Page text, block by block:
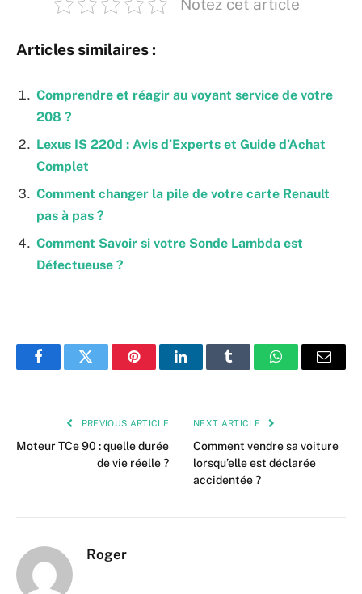
Notez cet article
Articles similaires :
Comprendre et réagir au voyant service de votre
208 ?
Lexus IS 220d : Avis d’Experts et Guide d’Achat
Complet
Comment changer la pile de votre carte Renault
pas à pas ?
Comment Savoir si votre Sonde Lambda est
Défectueuse ?
FacebookTwitter PinterestLinkedInTumblr WhatsAppEmail
PREVIOUS ARTICLE
Moteur TCe 90 : quelle durée
de vie réelle ?
NEXT ARTICLE
Comment vendre sa voiture
lorsqu’elle est déclarée
accidentée ?
Roger